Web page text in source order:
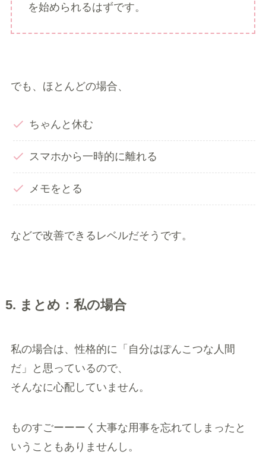
を始められるはずです。
でも、ほとんどの場合、
ちゃんと休む
スマホから一時的に離れる
メモをとる
などで改善できるレベルだそうです。
5. まとめ：私の場合
私の場合は、性格的に「自分はぽんこつな人間
だ」と思っているので、
そんなに心配していません。
ものすごーーーく大事な用事を忘れてしまったと
いうこともありませんし。